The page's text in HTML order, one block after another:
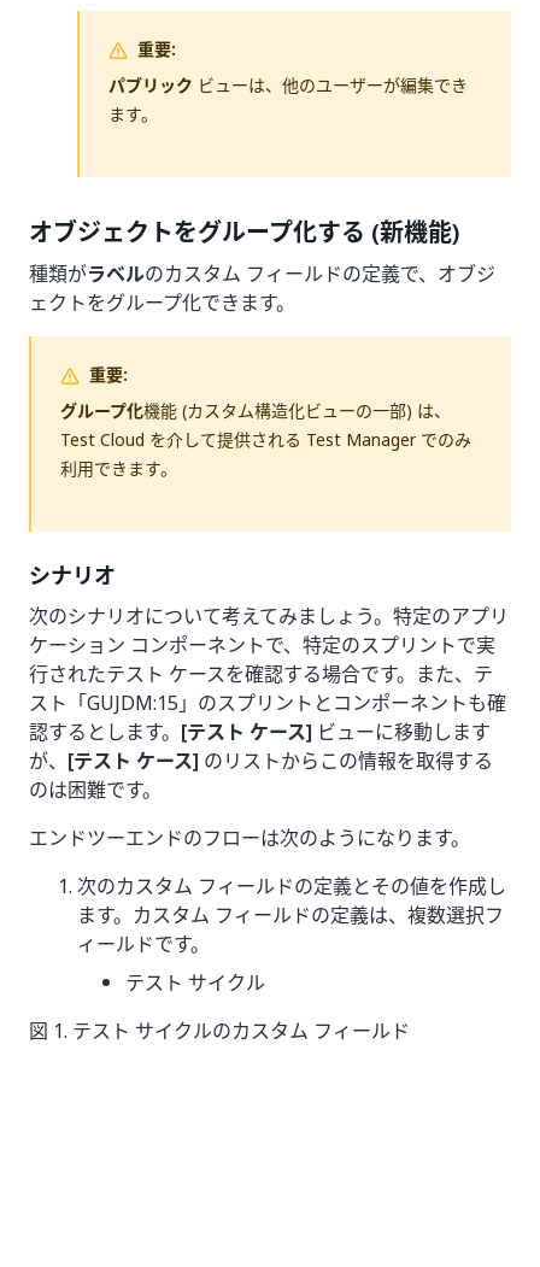
重要:
パブリック ビューは、他のユーザーが編集でき
ます。
オブジェクトをグループ化する (新機能)
種類がラベルのカスタム フィールドの定義で、オブジ
ェクトをグループ化できます。
重要:
グループ化機能 (カスタム構造化ビューの一部) は、
Test Cloud を介して提供される Test Manager でのみ
利用できます。
シナリオ
次のシナリオについて考えてみましょう。特定のアプリ
ケーション コンポーネントで、特定のスプリントで実
行されたテスト ケースを確認する場合です。また、テ
スト「GUJDM:15」のスプリントとコンポーネントも確
認するとします。 [テスト ケース] ビューに移動します
が、 [テスト ケース] のリストからこの情報を取得する
のは困難です。
エンドツーエンドのフローは次のようになります。
次のカスタム フィールドの定義とその値を作成し
ます。カスタム フィールドの定義は、複数選択フ
ィールドです。
テスト サイクル
図 1. テスト サイクルのカスタム フィールド